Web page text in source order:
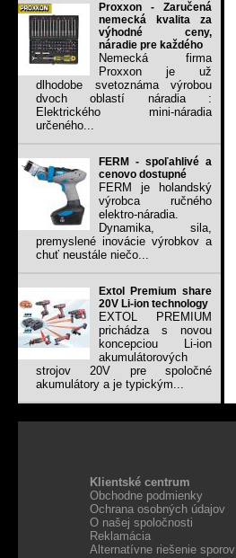
Proxxon - Zaručená
nemecká kvalita za
výhodné ceny,
náradie pre každého
Nemecká firma
Proxxon je už
dlhodobe svetoznáma výrobou
dvoch oblastí náradia :
Elektrického mini-náradia
určeného...
FERM - spoľahlivé a
cenovo dostupné
FERM je holandský
výrobca ručného
elektro-náradia.
Dynamika, sila,
premyslené inovácie výrobkov a
chuť neustále niečo...
Extol Premium share
20V Li-ion technology
EXTOL PREMIUM
prichádza s novou
koncepciou Li-ion
akumulátorových
strojov 20V pre spoločné
akumulátory a je typickým...
Klientské centrum
Obchodne podmienky
Ochrana osobných údajov
O našej spoločnosti
Reklamácia
Alternatívne riešenie sporov